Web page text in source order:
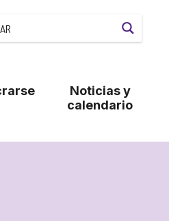
Noticias y
calendario